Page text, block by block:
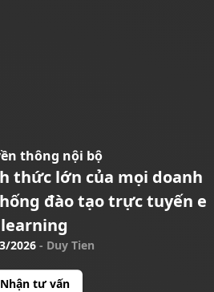
thông nội bộ
thức lớn của mọi doanh
đào tạo trực tuyến e
learning
2026 - Duy Tien
Nhận tư vấn